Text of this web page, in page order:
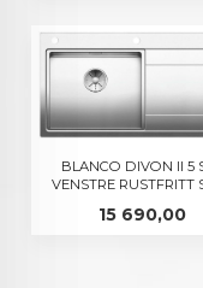
BLANCO DIVON II 5
VENSTRE RUSTFRITT
Pris
15 690,00